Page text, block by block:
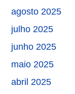
agosto 2025
julho 2025
junho 2025
maio 2025
abril 2025